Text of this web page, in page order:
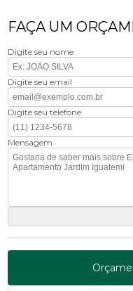
FAÇA UM
Digite seu nome
Digite seu email
Digite seu telefone
Mensagem